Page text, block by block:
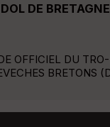
DE
OFFICIEL DU
BRETONS